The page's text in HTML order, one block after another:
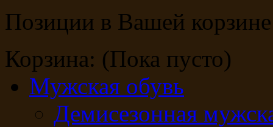
Позиции в Вашей
Корзина: (Пока пусто)
Мужская обувь
Демисезонная